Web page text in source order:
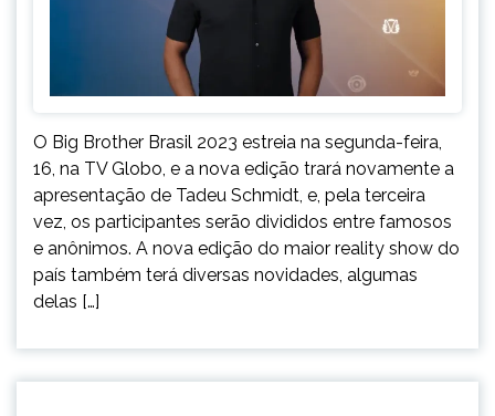
O Big Brother Brasil 2023 estreia na segunda-feira,
16, na TV Globo, e a nova edição trará novamente a
apresentação de Tadeu Schmidt, e, pela terceira
vez, os participantes serão divididos entre famosos
e anônimos. A nova edição do maior reality show do
país também terá diversas novidades, algumas
delas […]